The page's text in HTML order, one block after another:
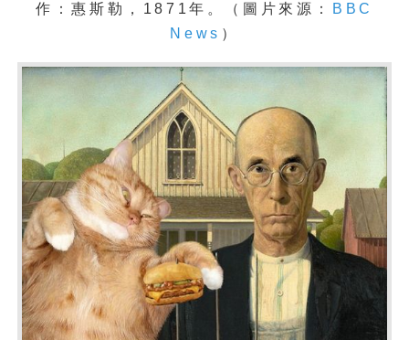
作：惠斯勒
，1871年。 （圖片來源：
BBC
News ）